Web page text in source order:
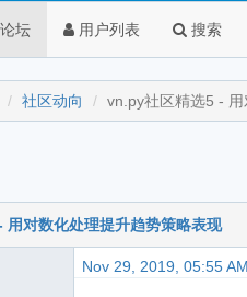
论坛 用户列表 搜索
社区动向 vn.py社区精选5 -
对数化处理提升趋势策略表现
Nov 29, 2019, 05:55 AM